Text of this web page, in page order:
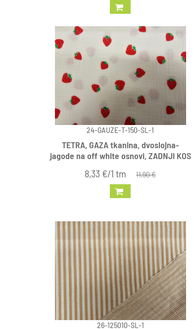
24-GAUZE-T-150-SL-1
TETRA, GAZA tkanina, dvoslojna-
jagode na off white osnovi, ZADNJI KOS
8,33 €/1 tm 11,90 €
26-125010-SL-1